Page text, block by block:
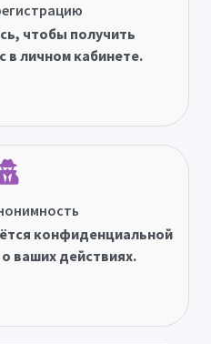
чтобы получить
в личном кабинете.
конфиденциальной
ваших действиях.